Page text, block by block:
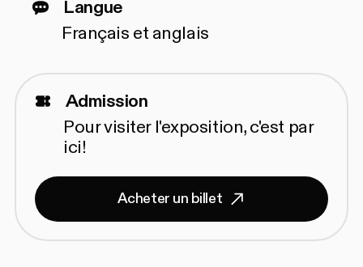
Langue
Français et anglais
Admission
Pour visiter l'exposition,c'est par
ici!
Acheter un billet